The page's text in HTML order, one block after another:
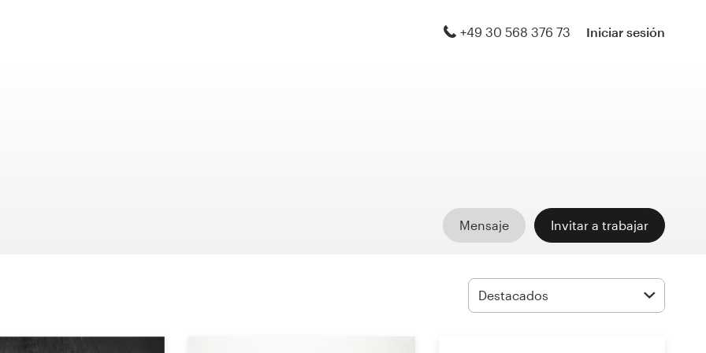
+49 30 568 376 73 Iniciar sesión
Mensaje Invitar a trabajar